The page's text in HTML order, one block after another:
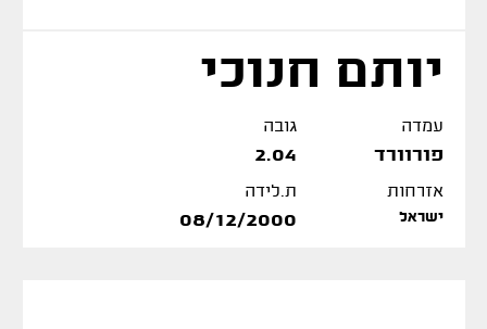
יותם חנוכי
עמדה
פורוורד
גובה
2.04
אזרחות
ישראל
ת.לידה
08/12/2000